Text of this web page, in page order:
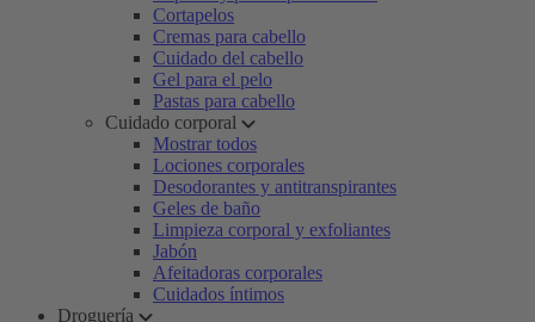
Cortapelos
Cremas para cabello
Cuidado del cabello
Gel para el pelo
Pastas para cabello
Cuidado corporal
Mostrar todos
Lociones corporales
Desodorantes y antitranspirantes
Geles de baño
Limpieza corporal y exfoliantes
Jabón
Afeitadoras corporales
Cuidados íntimos
Droguería